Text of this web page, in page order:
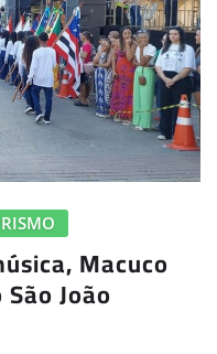
Macuco
João